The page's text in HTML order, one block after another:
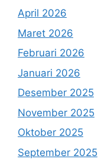
April 2026
Maret 2026
Februari 2026
Januari 2026
Desember 2025
November 2025
Oktober 2025
September 2025